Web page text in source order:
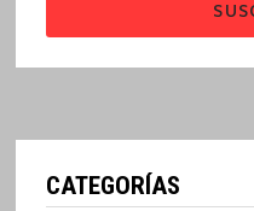
CATEGORÍAS